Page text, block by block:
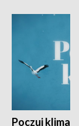
Poczuj klimat